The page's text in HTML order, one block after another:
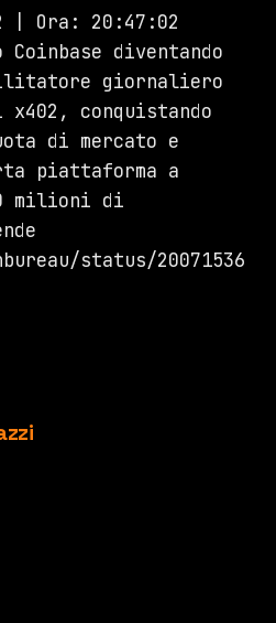
| Ora: 20:47:02
diventando
giornaliero
conquistando
di mercato e
piattaforma a
milioni di
status/20071536